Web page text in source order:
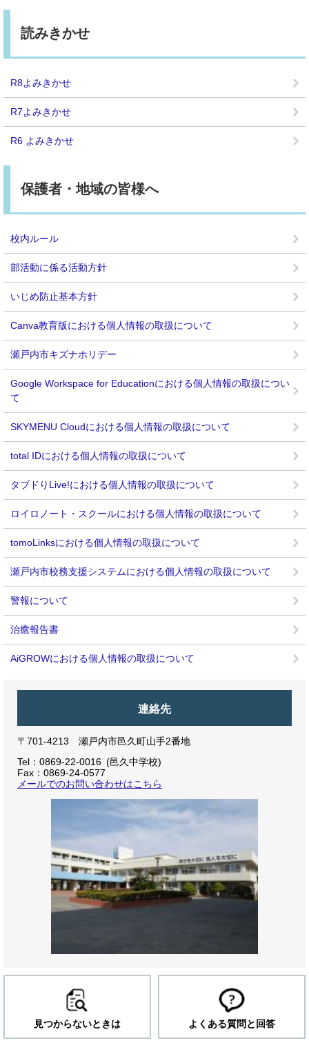
読みきかせ
R8よみきかせ
R7よみきかせ
R6 よみきかせ
保護者・地域の皆様へ
校内ルール
部活動に係る活動方針
いじめ防止基本方針
Canva教育版における個人情報の取扱について
瀬戸内市キズナホリデー
Google Workspace for Educationにおける個人情報の取扱につい
て
SKYMENU Cloudにおける個人情報の取扱について
total IDにおける個人情報の取扱について
タブドりLive!における個人情報の取扱について
ロイロノート・スクールにおける個人情報の取扱について
tomoLinksにおける個人情報の取扱について
瀬戸内市校務支援システムにおける個人情報の取扱について
警報について
治癒報告書
AiGROWにおける個人情報の取扱について
連絡先
〒701-4213 瀬戸内市邑久町山手2番地
Tel：0869-22-0016
邑久中学校
Fax：0869-24-0577
メールでのお問い合わせはこちら
見つからないときは よくある質問と回答